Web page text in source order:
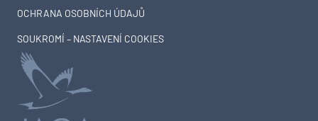
OCHRANA OSOBNÍCH ÚDAJŮ
SOUKROMÍ – NASTAVENÍ COOKIES